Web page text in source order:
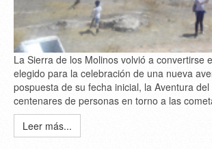
La Sierra de los Molinos volvió a convertirse
elegido para la celebración de una nueva
pospuesta de su fecha inicial, la Aventura
centenares de personas en torno a las
Leer más...